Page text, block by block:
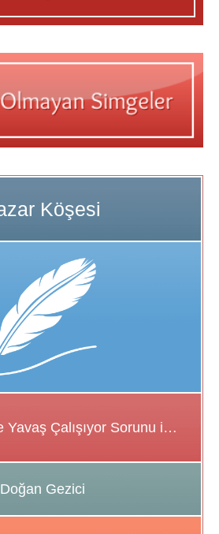
Google Chrome Yavaş Çalışıyor Sorunu için Çözüm Önerileri
Doğan Gezici